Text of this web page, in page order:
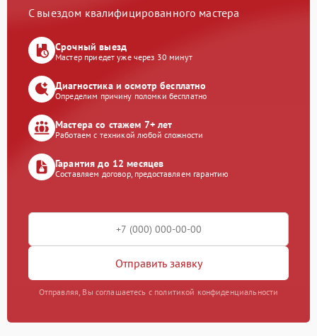
С выездом квалифицированного мастера
Срочный выезд
Мастер приедет уже через 30 минут
Диагностика и осмотр бесплатно
Определим причину поломки бесплатно
Мастера со стажем 7+ лет
Работаем с техникой любой сложности
Гарантия до 12 месяцев
Составляем договор, предоставляем гарантию
Отправить заявку
Отправляя, Вы соглашаетесь с политикой конфиденциальности